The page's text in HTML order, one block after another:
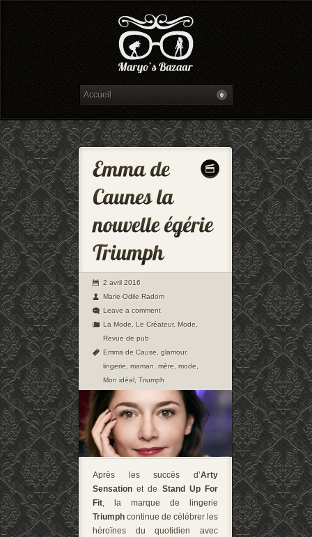
2 avril 2016
Marie-Odile Radom
Leave a comment
La Mode
Le Créateur, Mode
Revue de pub
Emma de Cause
glamour,
lingerie
maman mère mode
Mon idéal Triumph
Après les succès d’Arty
Sensation et de Stand Up For
Fit, la marque de lingerie
Triumph continue de célébrer les
héroïnes du quotidien avec